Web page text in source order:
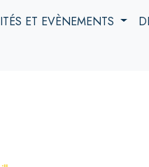
ET EVÈNEMENTS